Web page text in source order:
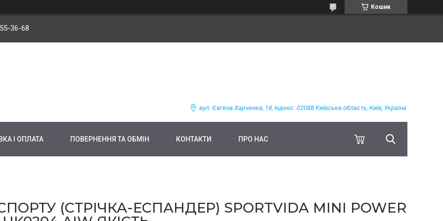
Кошик
36-68
вул. Євгена Харченка, 18, Індекс: 02088 Київська область, Київ, Україна
І ОПЛАТА ПОВЕРНЕННЯ ТА ОБМІН КОНТАКТИ ПРО НАС
(СТРІЧКА-ЕСПАНДЕР) SPORTVIDA MINI POWER